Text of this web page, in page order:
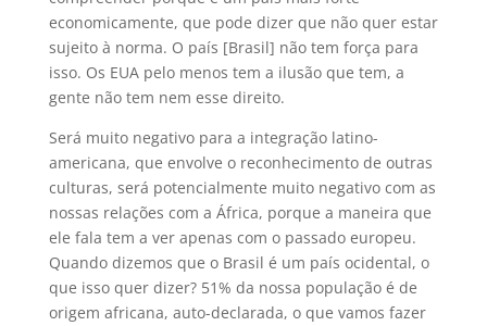
economicamente, que pode dizer que não quer estar
sujeito à norma. O país [Brasil] não tem força para
isso. Os EUA pelo menos tem a ilusão que tem, a
gente não tem nem esse direito.
Será muito negativo para a integração latino-
americana, que envolve o reconhecimento de outras
culturas, será potencialmente muito negativo com as
nossas relações com a África, porque a maneira que
ele fala tem a ver apenas com o passado europeu.
Quando dizemos que o Brasil é um país ocidental, o
que isso quer dizer? 51% da nossa população é de
origem africana, auto-declarada, o que vamos fazer